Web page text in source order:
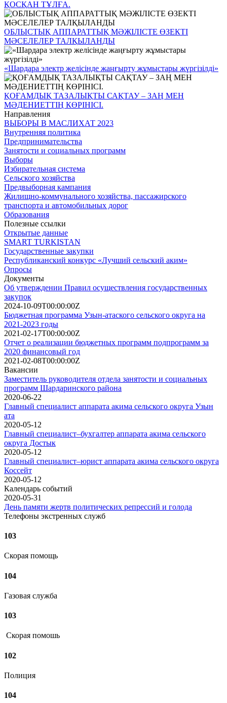
ҚОСҚАН ТҰЛҒА.
ОБЛЫСТЫҚ АППАРАТТЫҚ МӘЖІЛІСТЕ ӨЗЕКТІ
МӘСЕЛЕЛЕР ТАЛҚЫЛАНДЫ
«Шардара электр желісінде жаңғырту жұмыстары жүргізілді»
ҚОҒАМДЫҚ ТАЗАЛЫҚТЫ САҚТАУ – ЗАҢ МЕН
МӘДЕНИЕТТІҢ КӨРІНІСІ.
Направления
ВЫБОРЫ В МАСЛИХАТ 2023
Внутренняя политика
Предпринимательства
Занятости и социальных программ
Выборы
Избирательная система
Cельского хозяйства
Предвыборная кампания
Жилищно-коммунального хозяйства, пассажирского
транспорта и автомобильных дорог
Образования
Полезные ссылки
Открытые данные
SMART TURKISTAN
Государственные закупки
Республиканский конкурс «Лучший сельский аким»
Опросы
Документы
Об утверждении Правил осуществления государственных
закупок
2024-10-09T00:00:00Z
Бюджетная программа Узын-атаского сельского округа на
2021-2023 годы
2021-02-17T00:00:00Z
Отчет о реализации бюджетных программ подпрограмм за
2020 финансовый год
2021-02-08T00:00:00Z
Вакансии
Заместитель руководителя отдела занятости и социальных
программ Шардаринского района
2020-06-22
Главный специалист аппарата акима сельского округа Узын
ата
2020-05-12
Главный специалист–бухгалтер аппарата акима сельского
округа Достык
2020-05-12
Главный специалист–юрист аппарата акима сельского округа
Коссейт
2020-05-12
Календарь событий
2020-05-31
День памяти жертв политических репрессий и голода
Телефоны экстренных служб
103
Скорая помощь
104
Газовая служба
103
Скорая помошь
102
Полиция
104